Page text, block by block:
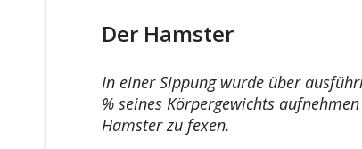
Der Hamster
In einer Sippung wurde über
% seines Körpergewichts
Hamster zu fexen.